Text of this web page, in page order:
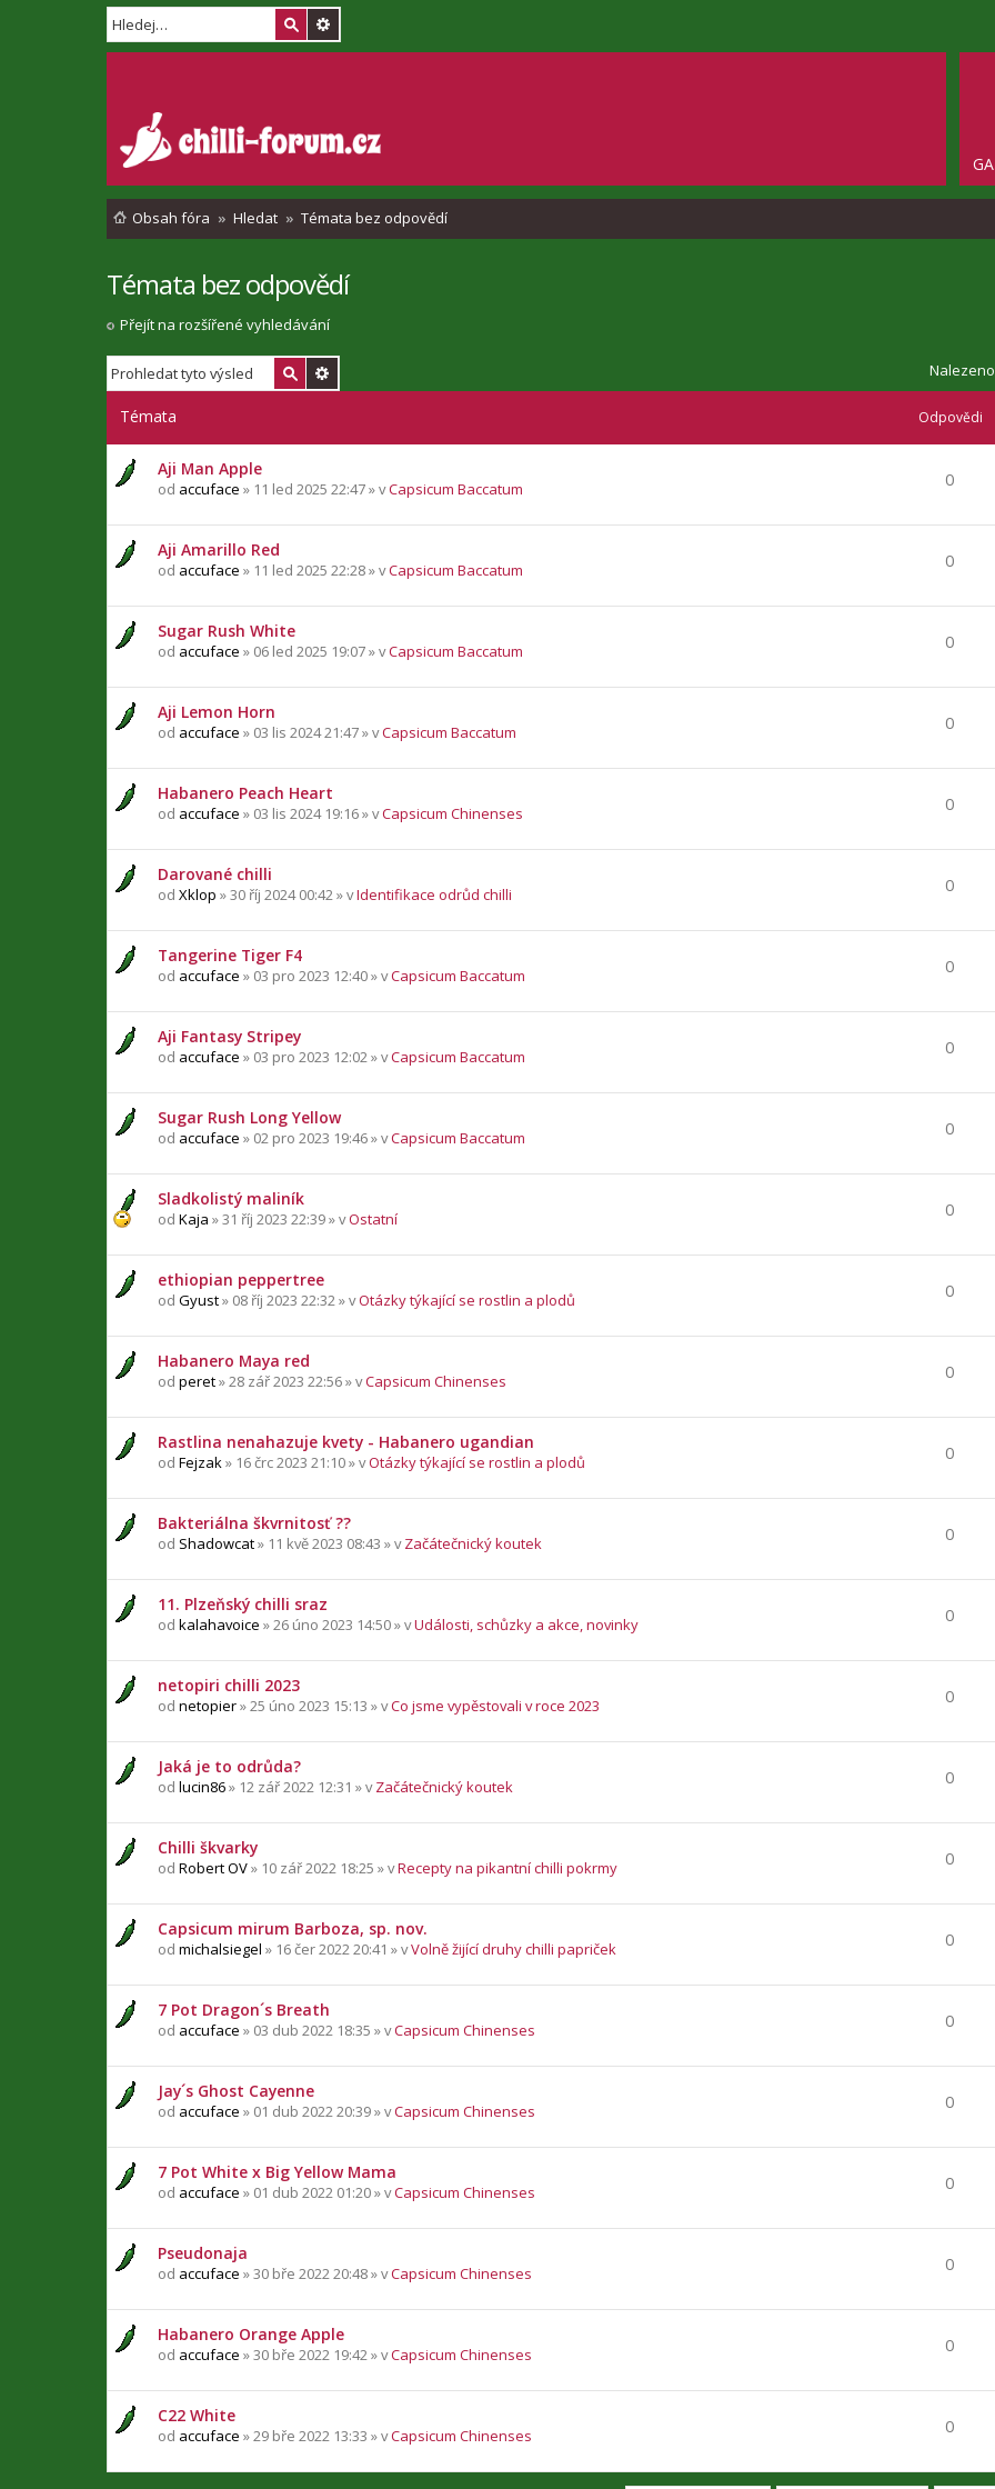
Obsah fóra Hledat Témata bez odpovědí
Témata bez odpovědí
Přejít na rozšířené vyhledávání
Témata Odpovědi
Aji Man Apple
od accuface » 11 led 2025 22:47 » vCapsicum Baccatum 0
Aji Amarillo Red
od accuface » 11 led 2025 22:28 » vCapsicum Baccatum 0
Sugar Rush White
od accuface » 06 led 2025 19:07 » vCapsicum Baccatum 0
Aji Lemon Horn
od accuface » 03 lis 2024 21:47 » vCapsicum Baccatum 0
Habanero Peach Heart
od accuface » 03 lis 2024 19:16 » vCapsicum Chinenses 0
Darované chilli
od Xklop » 30 říj 2024 00:42 » vIdentifikace odrůd chilli 0
Tangerine Tiger F4
od accuface » 03 pro 2023 12:40 » vCapsicum Baccatum 0
Aji Fantasy Stripey
od accuface » 03 pro 2023 12:02 » vCapsicum Baccatum 0
Sugar Rush Long Yellow
od accuface » 02 pro 2023 19:46 » vCapsicum Baccatum 0
Sladkolistý maliník
od Kaja » 31 říj 2023 22:39 » vOstatní 0
ethiopian peppertree
od Gyust» 08 říj 2023 22:32 » vOtázky týkající se rostlin a plodů 0
Habanero Maya red
od peret» 28 zář 2023 22:56 » vCapsicum Chinenses 0
Rastlina nenahazuje kvety - Habanero ugandian
od Fejzak » 16 črc 2023 21:10 » vOtázky týkající se rostlin a plodů 0
Bakteriálna škvrnitosť ??
od Shadowcat» 11 kvě 2023 08:43 » vZačátečnický koutek 0
11. Plzeňský chilli sraz
od kalahavoice » 26 úno 2023 14:50 » vUdálosti, schůzky a akce, novinky 0
netopiri chilli 2023
od netopier» 25 úno 2023 15:13 » vCo jsme vypěstovali v roce 2023 0
Jaká je to odrůda?
od lucin86» 12 zář 2022 12:31 » vZačátečnický koutek 0
Chilli škvarky
od Robert OV» 10 zář 2022 18:25 » vRecepty na pikantní chilli pokrmy 0
Capsicum mirum Barboza, sp. nov.
od michalsiegel » 16 čer 2022 20:41 » vVolně žijící druhy chilli papriček 0
7 Pot Dragon´s Breath
od accuface » 03 dub 2022 18:35 » vCapsicum Chinenses 0
Jay´s Ghost Cayenne
od accuface » 01 dub 2022 20:39 » vCapsicum Chinenses 0
7 Pot White x Big Yellow Mama
od accuface » 01 dub 2022 01:20 » vCapsicum Chinenses 0
Pseudonaja
od accuface » 30 bře 2022 20:48 » vCapsicum Chinenses 0
Habanero Orange Apple
od accuface » 30 bře 2022 19:42 » vCapsicum Chinenses 0
C22 White
od accuface » 29 bře 2022 13:33 » vCapsicum Chinenses 0